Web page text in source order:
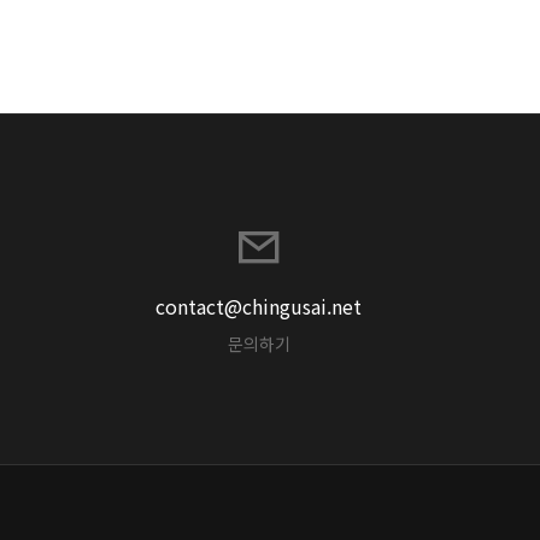
contact@chingusai.net
문의하기